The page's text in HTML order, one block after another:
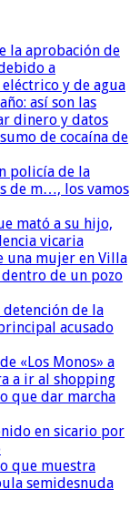
la aprobación de
a
y de agua
así son las
dinero y datos
de cocaína de
policía de la
de m…, los vamos
mató a su hijo,
vicaria
una mujer en Villa
dentro de un pozo
de la
acusado
«Los Monos» a
a ir al shopping
que dar marcha
en sicario por
que muestra
semidesnuda